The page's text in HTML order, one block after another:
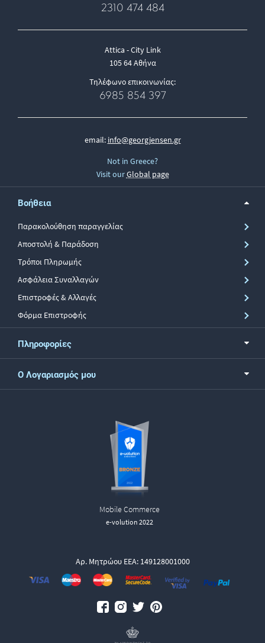
2310 474 484
Attica - City Link
105 64 Αθήνα
Τηλέφωνο επικοινωνίας:
6985 854 397
email: info@georgjensen.gr
Not in Greece?
Visit ourGlobal page
Βοήθεια
Παρακολούθηση παραγγελίας
Αποστολή & Παράδοση
Τρόποι Πληρωμής
Ασφάλεια Συναλλαγών
Επιστροφές & Αλλαγές
Φόρμα Επιστροφής
Πληροφορίες
Ο Λογαριασμός μου
Mobile Commerce
e-volution 2022
Αρ. Μητρώου ΕΕΑ: 149128001000